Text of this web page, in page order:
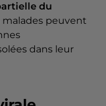
du
malades peuvent
dans leur